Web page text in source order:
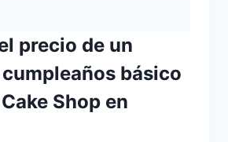
precio de un
básico
Shop en